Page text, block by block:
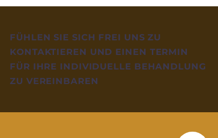
FÜHLEN SIE SICH FREI UNS ZU
KONTAKTIEREN UND EINEN TERMIN
FÜR IHRE INDIVIDUELLE BEHANDLUNG
ZU VEREINBAREN